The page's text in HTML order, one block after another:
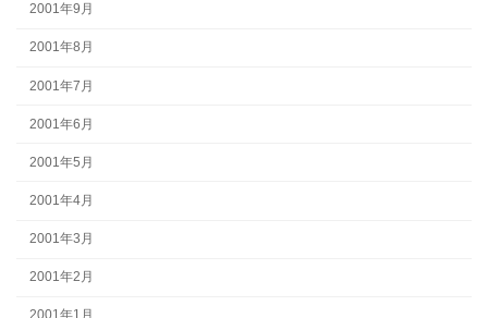
2001年9月
2001年8月
2001年7月
2001年6月
2001年5月
2001年4月
2001年3月
2001年2月